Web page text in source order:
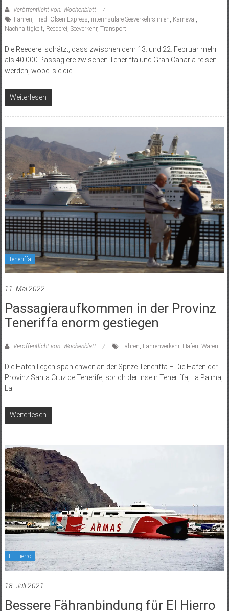
Veröffentlicht von: Wochenblatt
Fähren Fred. Olsen Express interinsulare Seeverkehrslinien Karneval
Nachhaltigkeit Reederei Seeverkehr, Transport
Die Reederei schätzt, dass zwischen dem 13. und 22. Februar mehr
als 40.000 Passagiere zwischen Teneriffa und Gran Canaria reisen
werden, wobei sie die
Weiterlesen
Teneriffa
11. Mai 2022
Passagieraufkommen in der Provinz
Teneriffa enorm gestiegen
Veröffentlicht von: Wochenblatt Fähren, Fährenverkehr, Häfen, Waren
Die Häfen liegen spanienweit an der Spitze Teneriffa – Die Häfen der
Provinz Santa Cruz de Tenerife, sprich der Inseln Teneriffa, La Palma,
La
Weiterlesen
El Hierro
18. Juli 2021
Bessere Fähranbindung für El Hierro